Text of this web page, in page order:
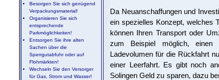
Da Neuanschaffungen und
ein spezielles Konzept, welches
können Ihren Transport oder
zum Beispiel möglich,
Ladevolumen für die Rückfahrt
einer Leerfahrt. Es gibt noch
Solingen Geld zu sparen, dazu
Besorgen Sie sich genügend
Verpackungsmaterial!
Organisieren Sie sich
entsprechende
Parkmöglichkeiten!
Entsorgen Sie ihre alten
Sachen über die
Sperrgutabfuhr oder auf
Flohmärkten!
Wechseln Sie den Versorger
für Gas, Strom und Wasser!